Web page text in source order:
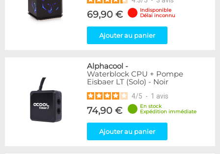
69,90 €
Indisponible
Délai inconnu
Ajouter au panier
Alphacool -
Waterblock CPU + Pompe
Eisbaer LT (Solo) - Noir
4/5 - 1 avis
74,90 €
En stock
Expédition immédiate
Ajouter au panier